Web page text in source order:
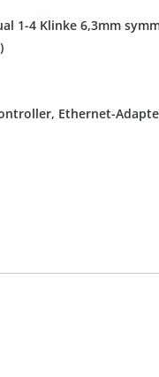
1-4 Klinke 6,3mm
Ethernet-